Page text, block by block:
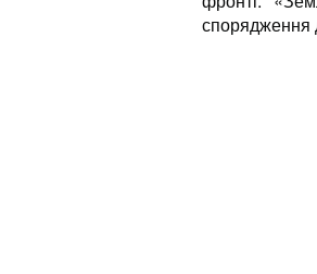
спорядження